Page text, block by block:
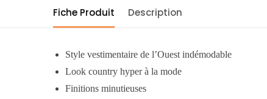
Fiche Produit Description
Style vestimentaire de l’Ouest indémodable
Look country hyper à la mode
Finitions minutieuses